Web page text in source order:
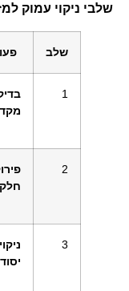
שלבי ניקוי עמוק
שלב
1
2
3
ניקוי